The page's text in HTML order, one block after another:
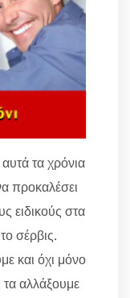
τα χρόνια
προκαλέσει
ειδικούς στα
σέρβις.
και όχι μόνο
αλλάξουμε